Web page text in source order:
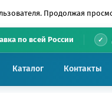
Продолжая
по всей России
Каталог Контакты